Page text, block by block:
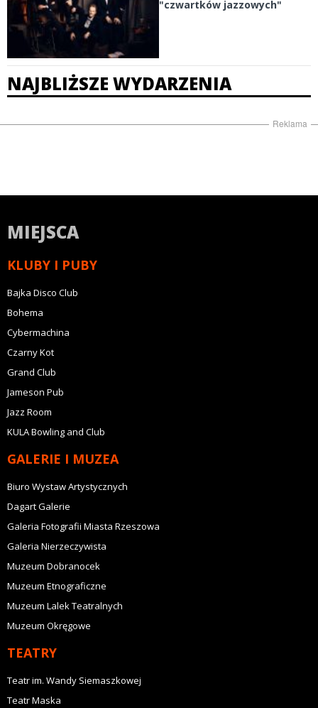
"czwartków jazzowych"
NAJBLIŻSZE WYDARZENIA
Reklama
MIEJSCA
KLUBY I PUBY
Bajka Disco Club
Bohema
Cybermachina
Czarny Kot
Grand Club
Jameson Pub
Jazz Room
KULA Bowling and Club
GALERIE I MUZEA
Biuro Wystaw Artystycznych
Dagart Galerie
Galeria Fotografii Miasta Rzeszowa
Galeria Nierzeczywista
Muzeum Dobranocek
Muzeum Etnograficzne
Muzeum Lalek Teatralnych
Muzeum Okręgowe
TEATRY
Teatr im. Wandy Siemaszkowej
Teatr Maska